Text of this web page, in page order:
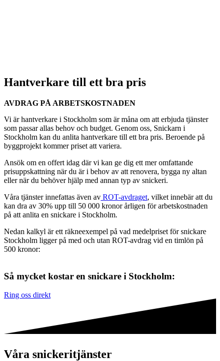
Hantverkare till ett bra pris
AVDRAG PÅ ARBETSKOSTNADEN
Vi är hantverkare i Stockholm som är måna om att erbjuda tjänster
som passar allas behov och budget. Genom oss, Snickarn i
Stockholm kan du anlita hantverkare till ett bra pris. Beroende på
byggprojekt kommer priset att variera.
Ansök om en offert idag där vi kan ge dig ett mer omfattande
prisuppskattning när du är i behov av att renovera, bygga ny altan
eller när du behöver hjälp med annan typ av snickeri.
Våra tjänster innefattas även av ROT-avdraget, vilket innebär att du
kan dra av 30% upp till 50 000 kronor årligen för arbetskostnaden
på att anlita en snickare i Stockholm.
Nedan kalkyl är ett räkneexempel på vad medelpriset för snickare
Stockholm ligger på med och utan ROT-avdrag vid en timlön på
500 kronor:
Så mycket kostar en snickare i Stockholm:
Ring oss direkt
Våra snickeritjänster